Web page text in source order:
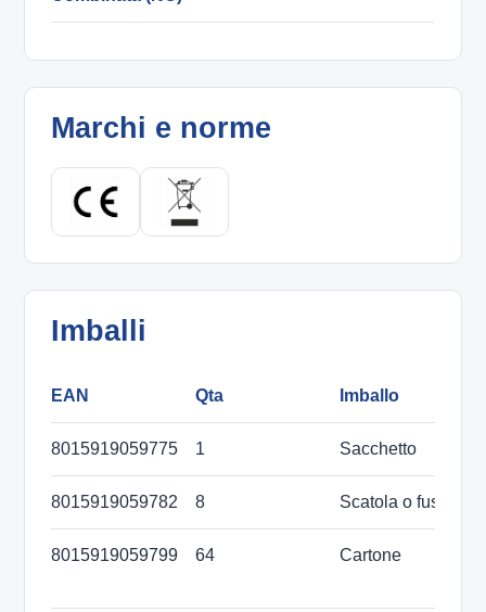
Marchi e norme
Imballi
EAN Qta Imballo
8015919059775 1 Sacchetto
8015919059782 8 Scatola o fustino
8015919059799 64 Cartone